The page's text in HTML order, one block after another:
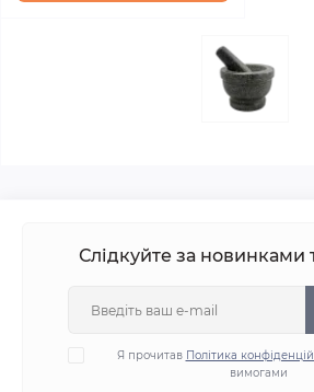
Слідкуйте за новинками
Я прочитав Політика
вимогами